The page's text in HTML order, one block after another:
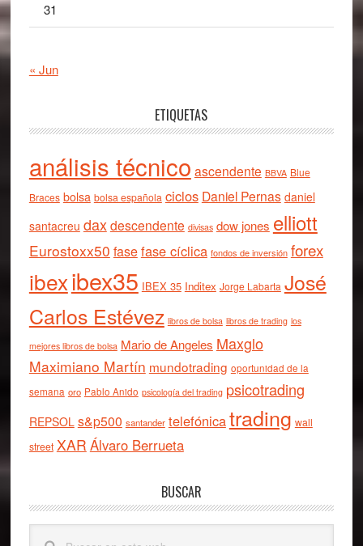
31
« Jun
ETIQUETAS
análisis técnico ascendente BBVA Blue
Braces bolsa bolsa española ciclos Daniel Pernas daniel
santacreu daxdescendente divisas dow jones elliott
Eurostoxx50 fasefase cíclica fondos de inversión forex
ibexibex35 IBEX 35 Inditex Jorge Labarta José
Carlos Estévez libros de bolsa libros de trading los
mejores libros de bolsa Mario de Angeles Maxglo
Maximiano Martín mundotrading oportunidad de la
semana oro Pablo Anido psicología del trading psicotrading
REPSOL s&p500 santander telefónicatrading wall
street XAR Álvaro Berrueta
BUSCAR